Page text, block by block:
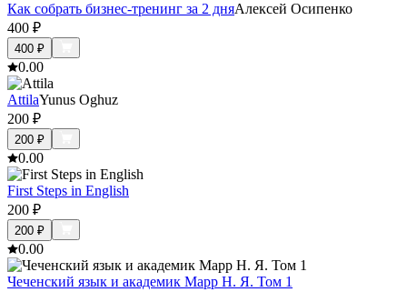
Как собрать бизнес-тренинг за 2 дняАлексей Осипенко
400 ₽
400 ₽
0.00
AttilaYunus Oghuz
200 ₽
200 ₽
0.00
First Steps in English
200 ₽
200 ₽
0.00
Чеченский язык и академик Марр Н. Я. Том 1